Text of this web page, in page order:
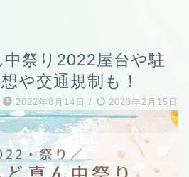
祭り2022屋台や駐
や交通規制も！
2022年8月14日 / 2023年2月15日